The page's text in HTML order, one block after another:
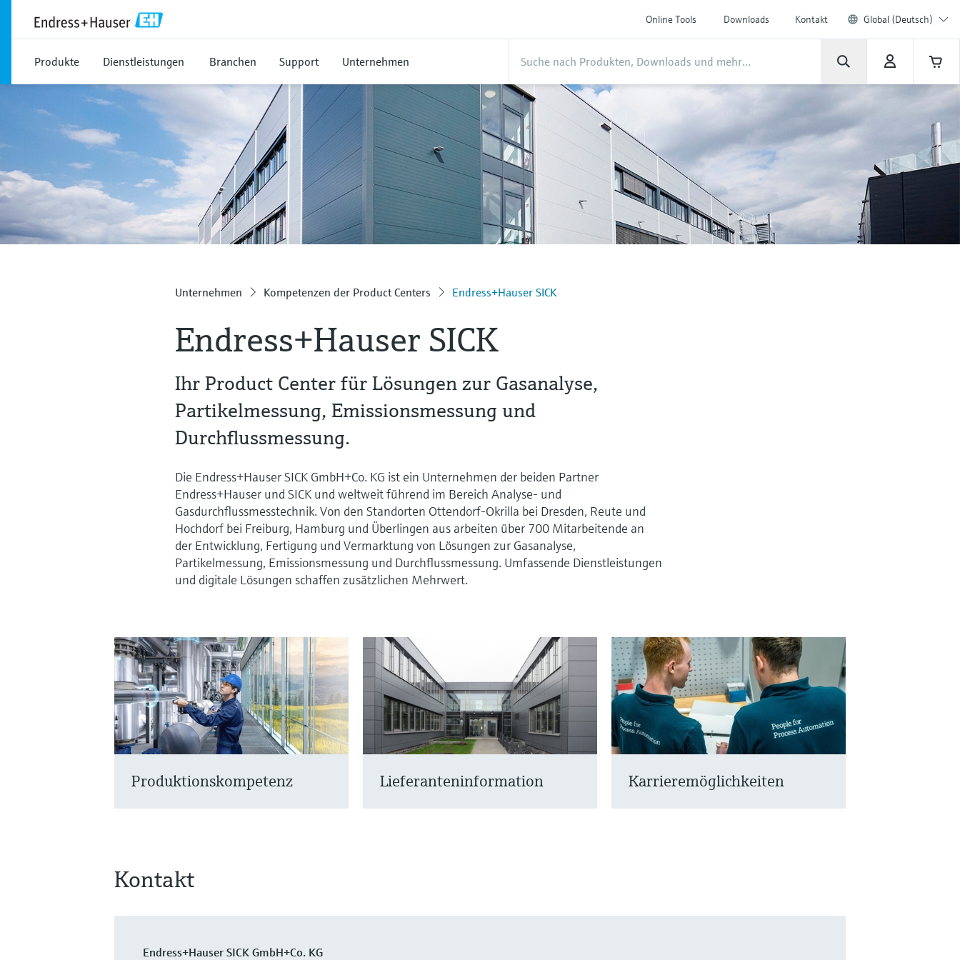
Online Tools Downloads Kontakt Global (Deutsch)
Produkte Dienstleistungen Branchen Support Unternehmen
Unternehmen Kompetenzen der Product Centers Endress+Hauser SICK
Endress+Hauser SICK
Ihr Product Center für Lösungen zur Gasanalyse,
Partikelmessung, Emissionsmessung und
Durchflussmessung.
Die Endress+Hauser SICK GmbH+Co. KG ist ein Unternehmen der beiden Partner
Endress+Hauser und SICK und weltweit führend im Bereich Analyse- und
Gasdurchflussmesstechnik. Von den Standorten Ottendorf-Okrilla bei Dresden, Reute und
Hochdorf bei Freiburg, Hamburg und Überlingen aus arbeiten über 700 Mitarbeitende an
der Entwicklung, Fertigung und Vermarktung von Lösungen zur Gasanalyse,
Partikelmessung, Emissionsmessung und Durchflussmessung. Umfassende Dienstleistungen
und digitale Lösungen schaffen zusätzlichen Mehrwert.
Produktionskompetenz Lieferanteninformation Karrieremöglichkeiten
Kontakt
Endress+Hauser SICK GmbH+Co. KG